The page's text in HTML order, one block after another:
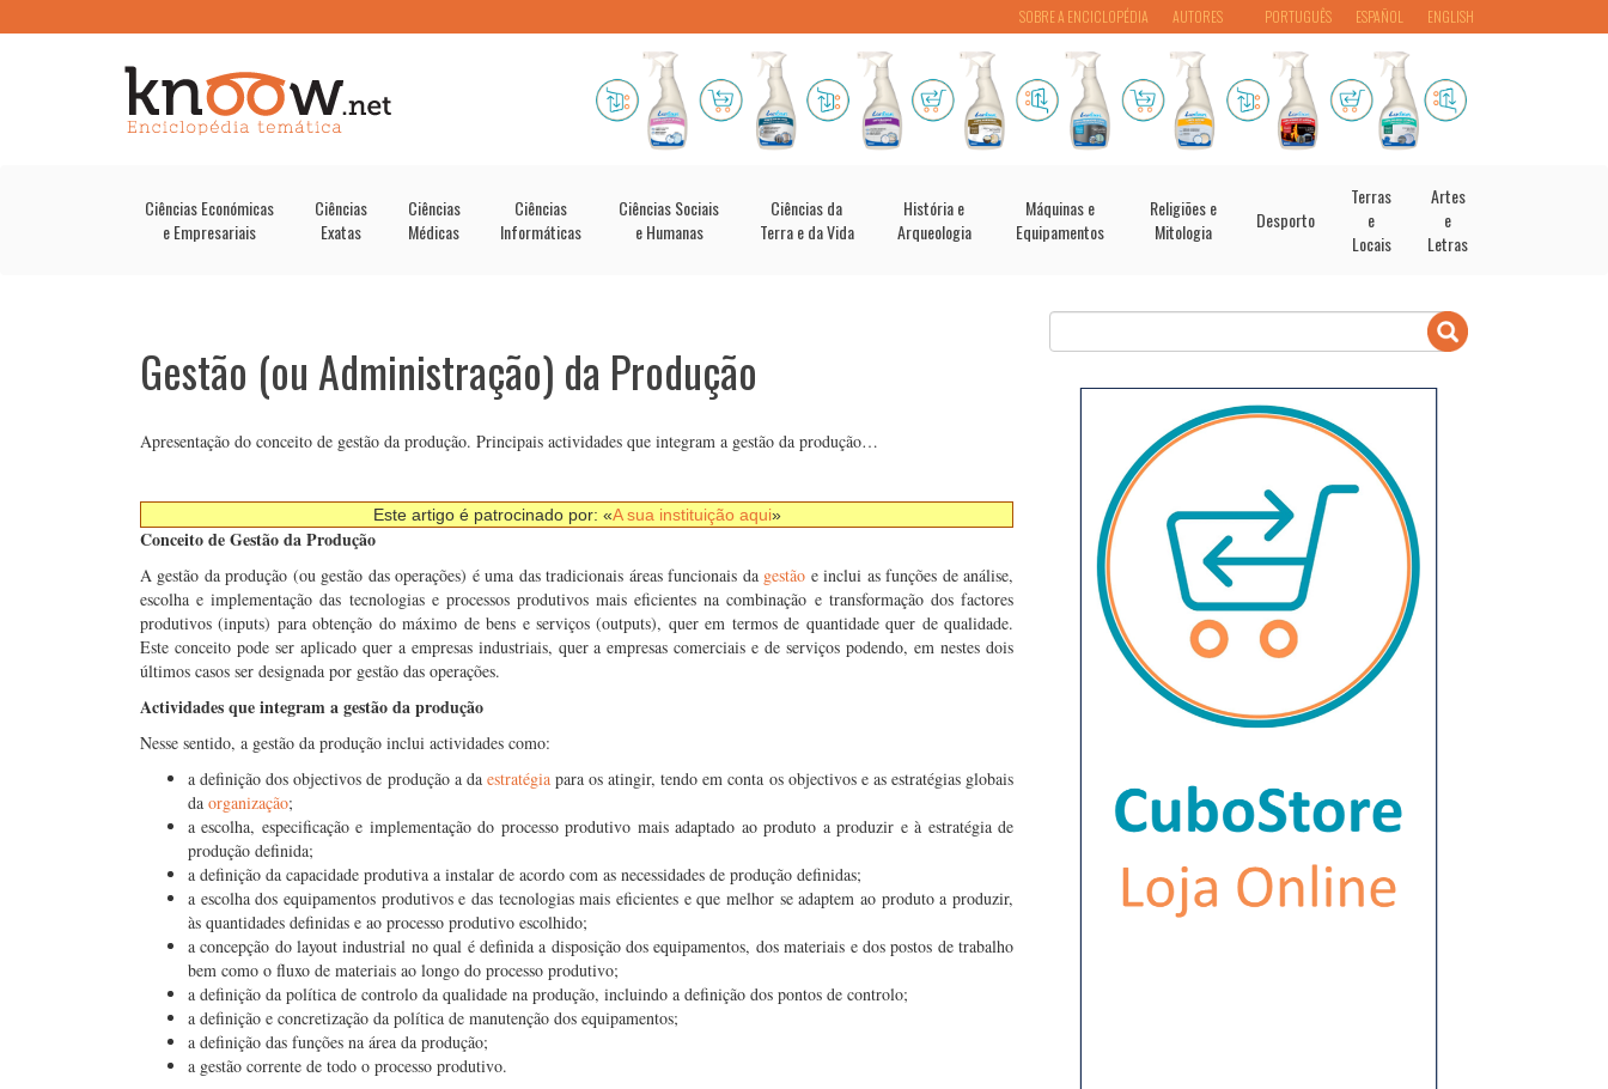
PORTUGUÊS ESPAÑOL ENGLISH
SOBRE A ENCICLOPÉDIA AUTORES
Ciências Económicas
e Empresariais
Ciências
Exatas
Ciências
Médicas
Ciências
Informáticas
Ciências Sociais
e Humanas
Ciências da
Terra e da Vida
História e
Arqueologia
Máquinas e
Equipamentos
Religiões e
Mitologia
Desporto
Terras
e
Locais
Artes
e
Letras
Gestão (ou Administração) da Produção
Apresentação do conceito de gestão da produção. Principais actividades que integram a gestão da produção…
Este artigo é patrocinado por: «A sua instituição aqui»
Conceito de Gestão da Produção
A gestão da produção (ou gestão das operações) é uma das tradicionais áreas funcionais da gestão e inclui as funções de análise,
escolha e implementação das tecnologias e processos produtivos mais eficientes na combinação e transformação dos factores
produtivos (inputs) para obtenção do máximo de bens e serviços (outputs), quer em termos de quantidade quer de qualidade.
Este conceito pode ser aplicado quer a empresas industriais, quer a empresas comerciais e de serviços podendo, em nestes dois
últimos casos ser designada por gestão das operações.
Actividades que integram a gestão da produção
Nesse sentido, a gestão da produção inclui actividades como:
a definição dos objectivos de produção a da estratégiapara os atingir, tendo em conta os objectivos e as estratégias globais
da organização;
a escolha, especificação e implementação do processo produtivo mais adaptado ao produto a produzir e à estratégia de
produção definida;
a definição da capacidade produtiva a instalar de acordo com as necessidades de produção definidas;
a escolha dos equipamentos produtivos e das tecnologias mais eficientes e que melhor se adaptem ao produto a produzir,
às quantidades definidas e ao processo produtivo escolhido;
a concepção do layout industrial no qual é definida a disposição dos equipamentos, dos materiais e dos postos de trabalho
bem como o fluxo de materiais ao longo do processo produtivo;
a definição da política de controlo da qualidade na produção, incluindo a definição dos pontos de controlo;
a definição e concretização da política de manutenção dos equipamentos;
a definição das funções na área da produção;
a gestão corrente de todo o processo produtivo.